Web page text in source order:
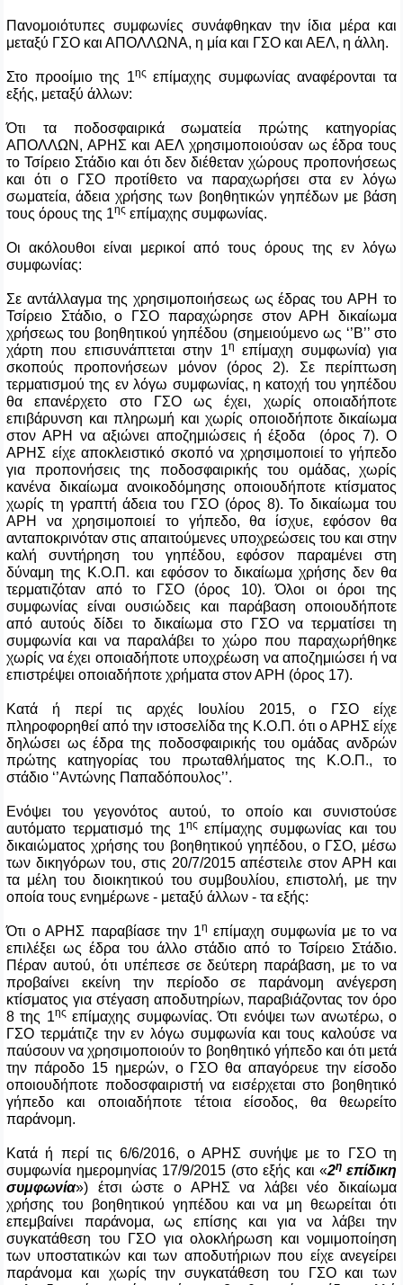
Πανομοιότυπες συμφωνίες συνάφθηκαν την ίδια μέρα και
μεταξύ ΓΣΟ και ΑΠΟΛΛΩΝΑ, η μία και ΓΣΟ και ΑΕΛ, η άλλη.
Στο προοίμιο της 1ης επίμαχης συμφωνίας αναφέρονται τα
εξής, μεταξύ άλλων:
Ότι τα ποδοσφαιρικά σωματεία πρώτης κατηγορίας
ΑΠΟΛΛΩΝ, ΑΡΗΣ και ΑΕΛ χρησιμοποιούσαν ως έδρα τους
το Τσίρειο Στάδιο και ότι δεν διέθεταν χώρους προπονήσεως
και ότι ο ΓΣΟ προτίθετο να παραχωρήσει στα εν λόγω
σωματεία, άδεια χρήσης των βοηθητικών γηπέδων με βάση
τους όρους της 1ης επίμαχης συμφωνίας.
Οι ακόλουθοι είναι μερικοί από τους όρους της εν λόγω
συμφωνίας:
Σε αντάλλαγμα της χρησιμοποιήσεως ως έδρας του ΑΡΗ το
Τσίρειο Στάδιο, ο ΓΣΟ παραχώρησε στον ΑΡΗ δικαίωμα
χρήσεως του βοηθητικού γηπέδου (σημειούμενο ως ‘’Β’’ στο
χάρτη που επισυνάπτεται στην 1η
επίμαχη συμφωνία) για
σκοπούς προπονήσεων μόνον (όρος 2). Σε περίπτωση
τερματισμού της εν λόγω συμφωνίας, η κατοχή του γηπέδου
θα επανέρχετο στο ΓΣΟ ως έχει, χωρίς οποιαδήποτε
επιβάρυνση και πληρωμή και χωρίς οποιοδήποτε δικαίωμα
στον ΑΡΗ να αξιώνει αποζημιώσεις ή έξοδα (όρος 7). Ο
ΑΡΗΣ είχε αποκλειστικό σκοπό να χρησιμοποιεί το γήπεδο
για προπονήσεις της ποδοσφαιρικής του ομάδας, χωρίς
κανένα δικαίωμα ανοικοδόμησης οποιουδήποτε κτίσματος
χωρίς τη γραπτή άδεια του ΓΣΟ (όρος 8). Το δικαίωμα του
ΑΡΗ να χρησιμοποιεί το γήπεδο, θα ίσχυε, εφόσον θα
ανταποκρινόταν στις απαιτούμενες υποχρεώσεις του και στην
καλή συντήρηση του γηπέδου, εφόσον παραμένει στη
δύναμη της Κ.Ο.Π. και εφόσον το δικαίωμα χρήσης δεν θα
τερματιζόταν από το ΓΣΟ (όρος 10). Όλοι οι όροι της
συμφωνίας είναι ουσιώδεις και παράβαση οποιουδήποτε
από αυτούς δίδει το δικαίωμα στο ΓΣΟ να τερματίσει τη
συμφωνία και να παραλάβει το χώρο που παραχωρήθηκε
χωρίς να έχει οποιαδήποτε υποχρέωση να αποζημιώσει ή να
επιστρέψει οποιαδήποτε χρήματα στον ΑΡΗ (όρος 17).
Κατά ή περί τις αρχές Ιουλίου 2015, ο ΓΣΟ είχε
πληροφορηθεί από την ιστοσελίδα της Κ.Ο.Π. ότι ο ΑΡΗΣ είχε
δηλώσει ως έδρα της ποδοσφαιρικής του ομάδας ανδρών
πρώτης κατηγορίας του πρωταθλήματος της Κ.Ο.Π., το
στάδιο ‘’Αντώνης Παπαδόπουλος’’.
Ενόψει του γεγονότος αυτού, το οποίο και συνιστούσε
αυτόματο τερματισμό της 1ηςεπίμαχης συμφωνίας και του
δικαιώματος χρήσης του βοηθητικού γηπέδου, ο ΓΣΟ, μέσω
των δικηγόρων του, στις 20/7/2015 απέστειλε στον ΑΡΗ και
τα μέλη του διοικητικού του συμβουλίου, επιστολή, με την
οποία τους ενημέρωνε - μεταξύ άλλων - τα εξής:
Ότι ο ΑΡΗΣ παραβίασε την 1η επίμαχη συμφωνία με το να
επιλέξει ως έδρα του άλλο στάδιο από το Τσίρειο Στάδιο.
Πέραν αυτού, ότι υπέπεσε σε δεύτερη παράβαση, με το να
προβαίνει εκείνη την περίοδο σε παράνομη ανέγερση
κτίσματος για στέγαση αποδυτηρίων, παραβιάζοντας τον όρο
8 της 1ηςεπίμαχης συμφωνίας. Ότι ενόψει των ανωτέρω, ο
ΓΣΟ τερμάτιζε την εν λόγω συμφωνία και τους καλούσε να
παύσουν να χρησιμοποιούν το βοηθητικό γήπεδο και ότι μετά
την πάροδο 15 ημερών, ο ΓΣΟ θα απαγόρευε την είσοδο
οποιουδήποτε ποδοσφαιριστή να εισέρχεται στο βοηθητικό
γήπεδο και οποιαδήποτε τέτοια είσοδος, θα θεωρείτο
παράνομη.
Κατά ή περί τις 6/6/2016, ο ΑΡΗΣ συνήψε με το ΓΣΟ τη
συμφωνία ημερομηνίας 17/9/2015 (στο εξής και «2η επίδικη
συμφωνία») έτσι ώστε ο ΑΡΗΣ να λάβει νέο δικαίωμα
χρήσης του βοηθητικού γηπέδου και να μη θεωρείται ότι
επεμβαίνει παράνομα, ως επίσης και για να λάβει την
συγκατάθεση του ΓΣΟ για ολοκλήρωση και νομιμοποίηση
των υποστατικών και των αποδυτήριων που είχε ανεγείρει
παράνομα και χωρίς την συγκατάθεση του ΓΣΟ και των